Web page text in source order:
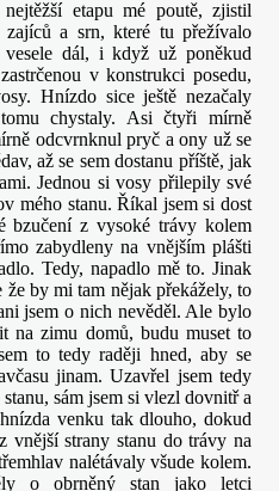
etapu mé poutě, zjistil
a srn, které tu přežívalo
dál, i když už poněkud
v konstrukci posedu,
Hnízdo sice ještě nezačaly
chystaly. Asi čtyři mírně
odcvrnknul pryč a ony už se
až se sem dostanu příště, jak
Jednou si vosy přilepily své
mého stanu. Říkal jsem si dost
bzučení z vysoké trávy kolem
zabydleny na vnějším plášti
Tedy, napadlo mě to. Jinak
by mi tam nějak překážely, to
jsem o nich nevěděl. Ale bylo
na zimu domů, budu muset to
to tedy raději hned, aby se
jinam. Uzavřel jsem tedy
sám jsem si vlezl dovnitř a
venku tak dlouho, dokud
vnější strany stanu do trávy na
nalétávaly všude kolem.
o obrněný stan jako letci